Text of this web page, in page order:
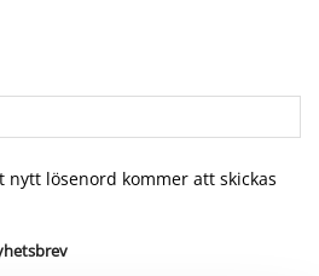
lösenord kommer att skickas